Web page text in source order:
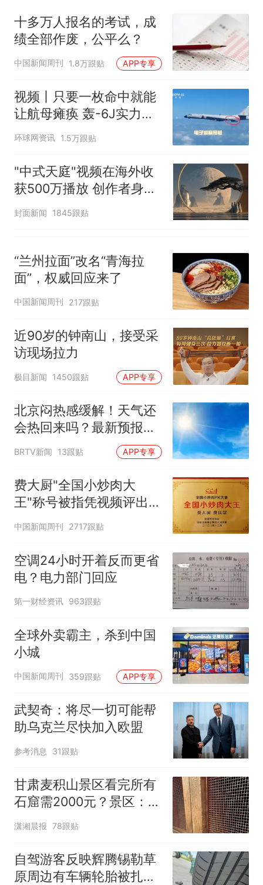
十多万人报名的考试，成
绩全部作废，公平么？
中国新闻周刊 1.8万跟贴 APP专享
视频丨只要一枚命中就能
让航母瘫痪 轰-6J实力有
多强？
环球网资讯 1.5万跟贴
"中式天庭"视频在海外收
获500万播放 创作者身份
披露
封面新闻 1845跟贴
“兰州拉面”改名“青海拉
面”，权威回应来了
中国新闻周刊 217跟贴
近90岁的钟南山，接受采
访现场拉力
极目新闻 1450跟贴 APP专享
北京闷热感缓解！天气还
会热回来吗？最新预报
——
BRTV新闻 13跟贴 APP专享
费大厨"全国小炒肉大
王"称号被指凭视频评出
官方回应
中国新闻周刊 2717跟贴
空调24小时开着反而更省
电？电力部门回应
第一财经资讯 963跟贴
全球外卖霸主，杀到中国
小城
中国新闻周刊 359跟贴 APP专享
武契奇：将尽一切可能帮
助乌克兰尽快加入欧盟
参考消息 31跟贴
甘肃麦积山景区看完所有
石窟需2000元？景区：部
分石窟受特别保护，游客
潇湘晨报 78跟贴
自驾游客反映辉腾锡勒草
原周边有车辆轮胎被扎，